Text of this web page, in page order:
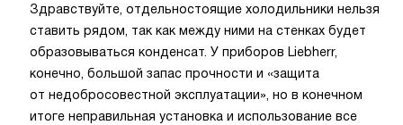
Здравствуйте, отдельностоящие холодильники нельзя
ставить рядом, так как между ними на стенках будет
образовываться конденсат. У приборов Liebherr,
конечно, большой запас прочности и «защита
от недобросовестной эксплуатации», но в конечном
итоге неправильная установка и использование все